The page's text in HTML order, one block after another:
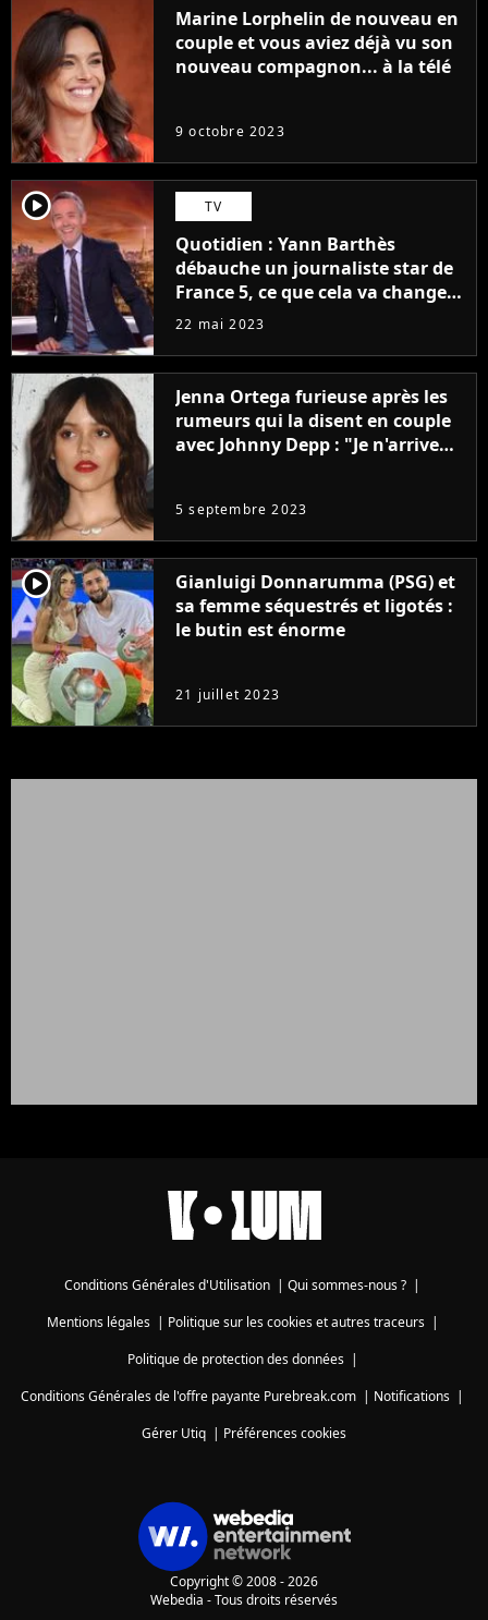
Marine Lorphelin de nouveau en
couple et vous aviez déjà vu son
nouveau compagnon... à la télé
9 octobre 2023
player2 TV
Quotidien : Yann Barthès
débauche un journaliste star de
France 5, ce que cela va changer
à la rentrée
22 mai 2023
Jenna Ortega furieuse après les
rumeurs qui la disent en couple
avec Johnny Depp : "Je n'arrive
5 septembre 2023
player2
Gianluigi Donnarumma (PSG) et
sa femme séquestrés et ligotés :
le butin est énorme
21 juillet 2023
Conditions Générales d'Utilisation | Qui sommes-nous ? |
Mentions légales| Politique sur les cookies et autres traceurs|
Politique de protection des données|
Conditions Générales de l'offre payante Purebreak.com | Notifications |
Gérer Utiq | Préférences cookies
Copyright © 2008 - 2026
Webedia - Tous droits réservés